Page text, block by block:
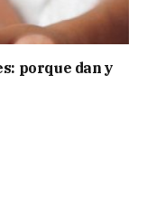
porque dan y